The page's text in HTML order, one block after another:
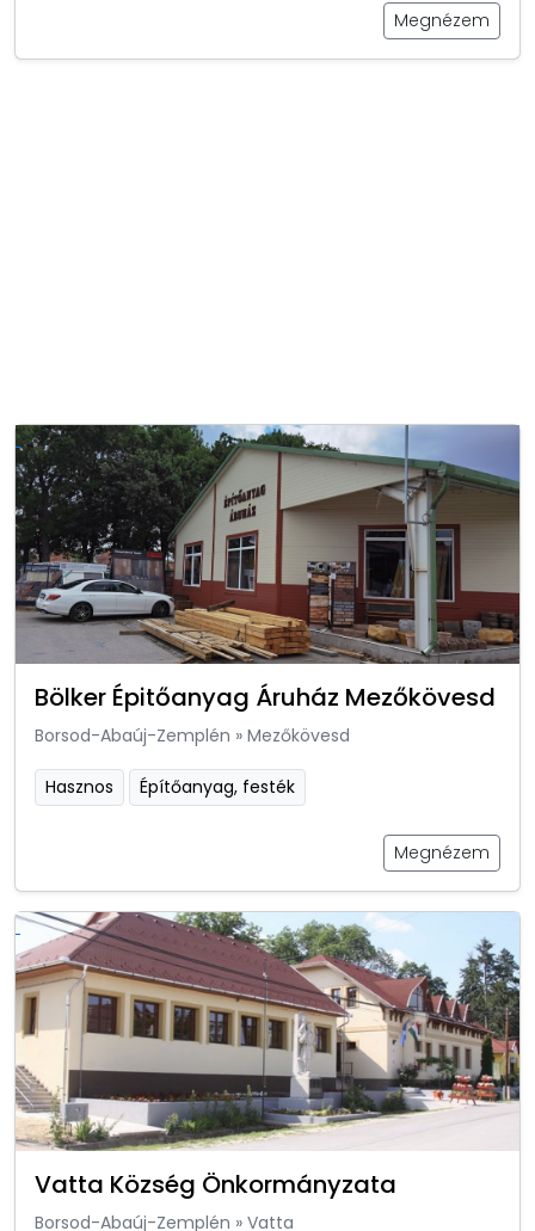
Megnézem
Bölker Épitőanyag Áruház Mezőkövesd
Borsod-Abaúj-Zemplén » Mezőkövesd
Hasznos Építőanyag, festék
Megnézem
Vatta Község Önkormányzata
Borsod-Abaúj-Zemplén » Vatta